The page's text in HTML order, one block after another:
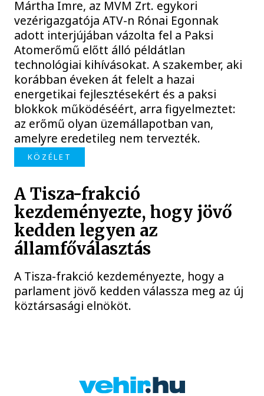
Mártha Imre, az MVM Zrt. egykori
vezérigazgatója ATV-n Rónai Egonnak
adott interjújában vázolta fel a Paksi
Atomerőmű előtt álló példátlan
technológiai kihívásokat. A szakember, aki
korábban éveken át felelt a hazai
energetikai fejlesztésekért és a paksi
blokkok működéséért, arra figyelmeztet:
az erőmű olyan üzemállapotban van,
amelyre eredetileg nem tervezték.
KÖZÉLET
A Tisza-frakció
kezdeményezte, hogy jövő
kedden legyen az
államfőválasztás
A Tisza-frakció kezdeményezte, hogy a
parlament jövő kedden válassza meg az új
köztársasági elnököt.